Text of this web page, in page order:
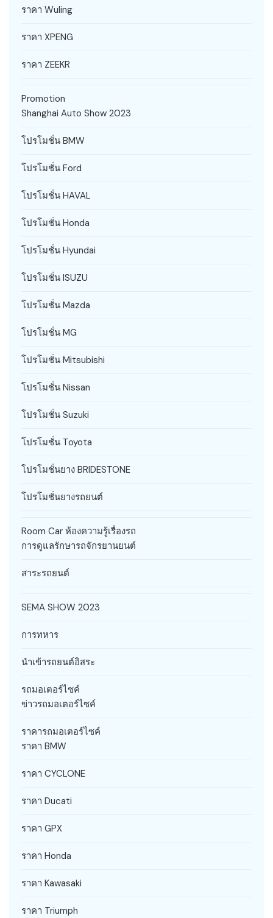
ราคา Wuling
ราคา XPENG
ราคา ZEEKR
Promotion
Shanghai Auto Show 2023
โปรโมชั่น BMW
โปรโมชั่น Ford
โปรโมชั่น HAVAL
โปรโมชั่น Honda
โปรโมชั่น Hyundai
โปรโมชั่น ISUZU
โปรโมชั่น Mazda
โปรโมชั่น MG
โปรโมชั่น Mitsubishi
โปรโมชั่น Nissan
โปรโมชั่น Suzuki
โปรโมชั่น Toyota
โปรโมชั่นยาง BRIDESTONE
โปรโมชั่นยางรถยนต์
Room Car ห้องความรู้เรื่องรถ
การดูแลรักษารถจักรยานยนต์
สาระรถยนต์
SEMA SHOW 2023
การทหาร
นำเข้ารถยนต์อิสระ
รถมอเตอร์ไซค์
ข่าวรถมอเตอร์ไซค์
ราคารถมอเตอร์ไซค์
ราคา BMW
ราคา CYCLONE
ราคา Ducati
ราคา GPX
ราคา Honda
ราคา Kawasaki
ราคา Triumph